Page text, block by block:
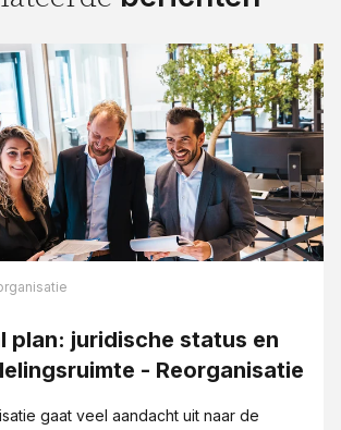
plan: juridische status en
- Reorganisatie
gaat veel aandacht uit naar de